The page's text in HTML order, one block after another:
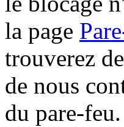
la page
trouverez
de nous
du pare-feu.